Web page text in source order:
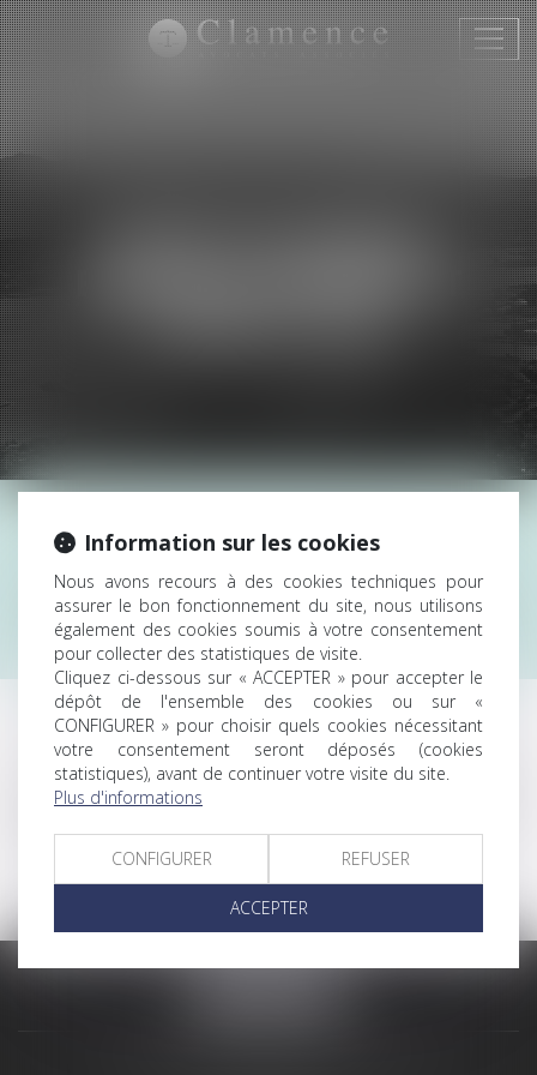
le
menu
Le cabinet propose des solutions de prévention des crises
interne et de traitement de celles-ci, conçues sur mesure
et en fonction d’objectifs précis et contractuels.
Nous pouvons aussi concevoir, organiser, animer des
formations internes ou intervenir dans toute opération
d’activité.
Information sur les cookies
Nous avons recours à des cookies techniques pour
assurer le bon fonctionnement du site, nous utilisons
également des cookies soumis à votre consentement
pour collecter des statistiques de visite.
Cliquez ci-dessous sur « ACCEPTER » pour accepter le
dépôt de l'ensemble des cookies ou sur «
CONFIGURER » pour choisir quels cookies nécessitant
votre consentement seront déposés (cookies
statistiques), avant de continuer votre visite du site.
Plus d'informations
CONFIGURER REFUSER
ACCEPTER